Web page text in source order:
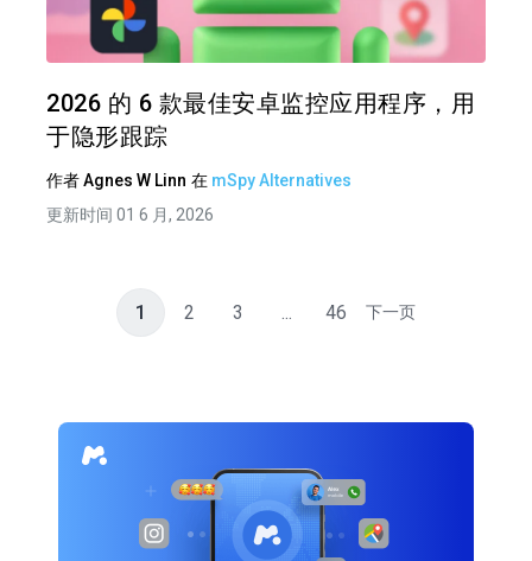
2026 的 6 款最佳安卓监控应用程序，用
于隐形跟踪
作者Agnes W Linn 在 mSpy Alternatives
更新时间 01 6 月, 2026
1 2 3 ... 46 下一页